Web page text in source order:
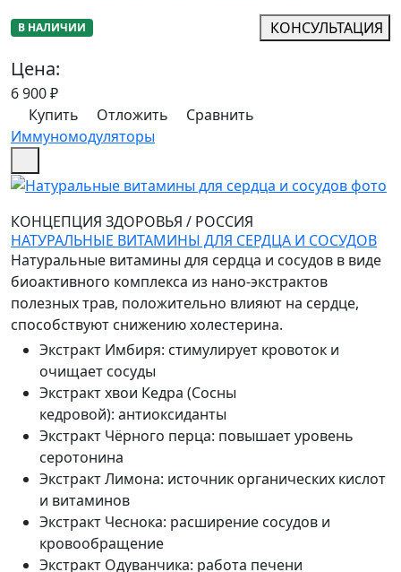
В НАЛИЧИИ КОНСУЛЬТАЦИЯ
Цена:
6 900₽
Купить
Отложить
Сравнить
Иммуномодуляторы
КОНЦЕПЦИЯ ЗДОРОВЬЯ / РОССИЯ
НАТУРАЛЬНЫЕ ВИТАМИНЫ ДЛЯ СЕРДЦА И СОСУДОВ
Натуральные витамины для сердца и сосудов в виде
биоактивного комплекса из нано-экстрактов
полезных трав, положительно влияют на сердце,
способствуют снижению холестерина.
Экстракт Имбиря: стимулирует кровоток и
очищает сосуды
Экстракт хвои Кедра (Сосны
кедровой): антиоксиданты
Экстракт Чёрного перца: повышает уровень
серотонина
Экстракт Лимона: источник органических кислот
и витаминов
Экстракт Чеснока: расширение сосудов и
кровообращение
Экстракт Одуванчика: работа печени